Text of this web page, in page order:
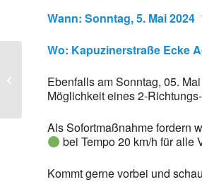
Wann: Sonntag, 5. Mai 2024
Wo: Kapuzinerstraße Ecke
Ebenfalls am Sonntag, 05.
Möglichkeit eines 2-
Als Sofortmaßnahme fordern
bei Tempo 20 km/h für alle
Kommt gerne vorbei und
Bürgerversammlungen
Q3 2024